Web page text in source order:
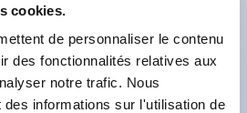
cookies.
de personnaliser le contenu
des fonctionnalités relatives aux
notre trafic. Nous
des informations sur l'utilisation de
possible
avec clé adopte une
à cylindre haute sécurité
est IP65 (IEC60529)